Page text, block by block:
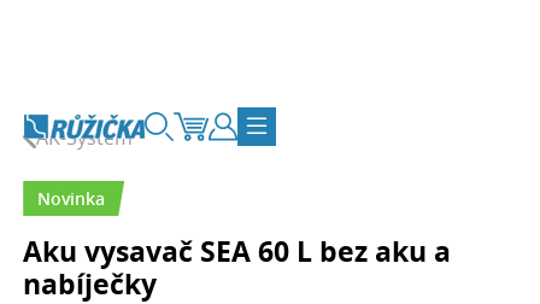
Vyhledávání
KošíkZákaznický účet
Přepnout navigaci
AK-Systém
Novinka
Aku vysavač SEA 60 L bez aku a
nabíječky